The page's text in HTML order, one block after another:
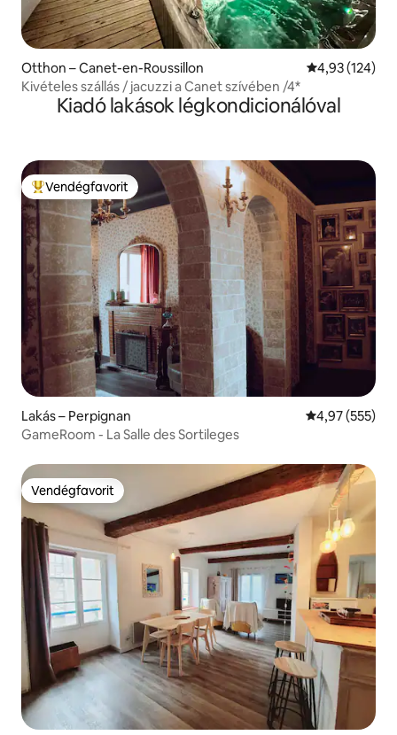
Otthon – Canet-en-Roussillon Átlagos
4,93 (124)
Kivételes szállás / jacuzzi a Canet szívében /4*
Kiadó lakások légkondicionálóval
Kiemelt vendégfavorit
Vendégfavorit
Lakás – Perpignan Átlagos
4,97 (555)
GameRoom - La Salle des Sortileges
Vendégfavorit
Vendégfavorit